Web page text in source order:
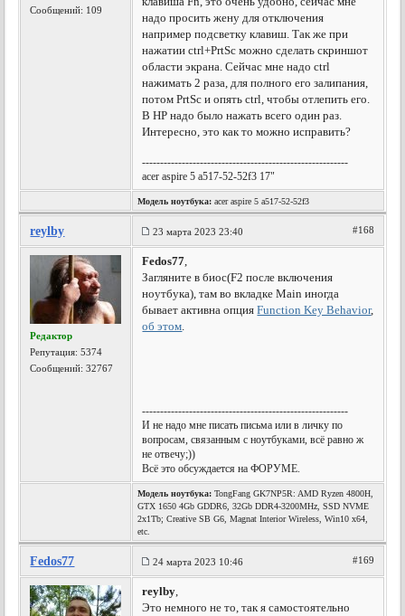
Сообщений: 109
надо просить жену для отключения
например подсветку клавиш. Так же при
нажатии ctrl+PrtSc можно сделать скриншот
области экрана. Сейчас мне надо ctrl
нажимать 2 раза, для полного его залипания,
потом PrtSc и опять ctrl, чтобы отлепить его.
В HP надо было нажать всего один раз.
Интересно, это как то можно исправить?
---------------------------------------------------------
acer aspire 5 a517-52-52f3 17"
Модель ноутбука: acer aspire 5 a517-52-52f3
reylby 23 марта 2023 23:40 #168
Редактор
Репутация:5374
Сообщений: 32767
Fedos77,
Загляните в биос(F2 после включения
ноутбука), там во вкладке Main иногда
бывает активна опцияFunction Key Behavior,
об этом.
---------------------------------------------------------
И не надо мне писать письма или в личку по
вопросам, связанным с ноутбуками, всё равно ж
не отвечу;))
Всё это обсуждается на ФОРУМЕ.
Модель ноутбука: TongFang GK7NP5R: AMD Ryzen 4800H,
GTX 1650 4Gb GDDR6, 32Gb DDR4-3200MHz, SSD NVME
2x1Tb; Creative SB G6, Magnat Interior Wireless, Win10 x64,
etc.
Fedos77 24 марта 2023 10:46 #169
reylby,
Это немного не то, так я самостоятельно